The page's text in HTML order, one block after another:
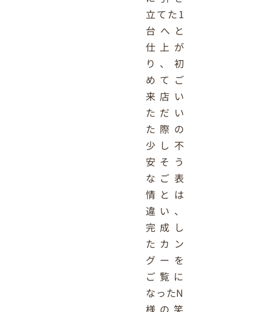
立てた1
台へと
仕上が
り、初
めてご
来店い
ただい
た際の
少し不
安そう
なご表
情とは
違い、
完成し
たカン
グーを
ご覧に
なったN
様の笑